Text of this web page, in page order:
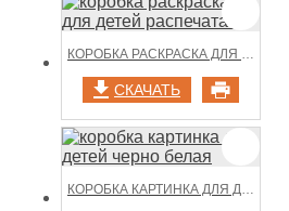
КОРОБКА РАСКРАСКА ДЛЯ ДЕТЕЙ РАСПЕЧАТАТЬ
СКАЧАТЬ
КОРОБКА КАРТИНКА ДЛЯ ДЕТЕЙ ЧЕРНО БЕЛАЯ